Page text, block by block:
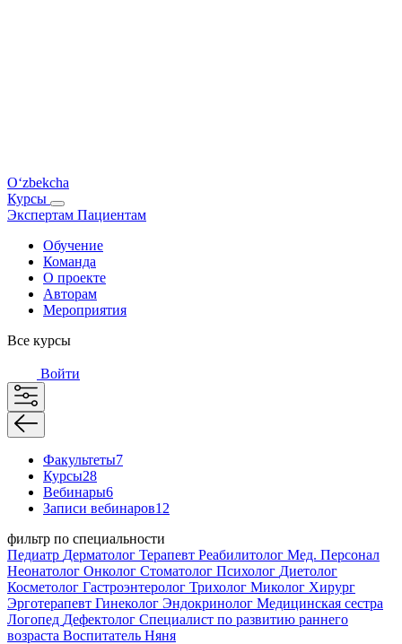
O‘zbekcha
Курсы
Экспертам Пациентам
Обучение
Команда
О проекте
Авторам
Мероприятия
Все курсы
Войти
Факультеты7
Курсы28
Вебинары6
Записи вебинаров12
фильтр по специальности
Педиатр Дерматолог Терапевт Реабилитолог Мед. Персонал
Неонатолог Онколог Стоматолог Психолог Диетолог
Косметолог Гастроэнтеролог Трихолог Миколог Хирург
Эрготерапевт Гинеколог Эндокринолог Медицинская сестра
Логопед Дефектолог Специалист по развитию раннего
возраста Воспитатель Няня